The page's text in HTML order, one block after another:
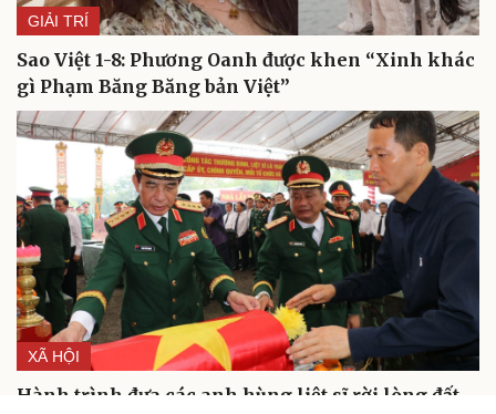
GIẢI TRÍ
Sao Việt 1-8: Phương Oanh được khen “Xinh khác
gì Phạm Băng Băng bản Việt”
XÃ HỘI
Hành trình đưa các anh hùng liệt sĩ rời lòng đất